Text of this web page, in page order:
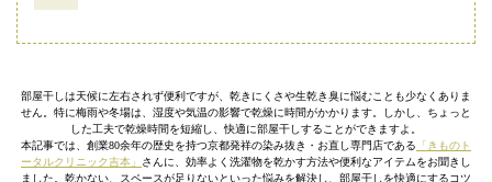
部屋干しは天候に左右されず便利ですが、乾きにくさや生乾き臭に悩むことも少なくありま
せん。特に梅雨や冬場は、湿度や気温の影響で乾燥に時間がかかります。しかし、ちょっと
した工夫で乾燥時間を短縮し、快適に部屋干しすることができますよ。
本記事では、創業80余年の歴史を持つ京都発祥の染み抜き・お直し専門店である 「きものト
ータルクリニック吉本」 さんに、効率よく洗濯物を乾かす方法や便利なアイテムをお聞きし
ました。乾かない、スペースが足りないといった悩みを解決し、部屋干しを快適にするコツ